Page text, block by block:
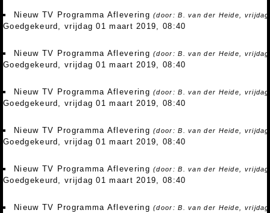
Nieuw TV Programma Aflevering(door: B. van der Heide,
Goedgekeurd, vrijdag 01 maart 2019, 08:40
Nieuw TV Programma Aflevering(door: B. van der Heide,
Goedgekeurd, vrijdag 01 maart 2019, 08:40
Nieuw TV Programma Aflevering(door: B. van der Heide,
Goedgekeurd, vrijdag 01 maart 2019, 08:40
Nieuw TV Programma Aflevering(door: B. van der Heide,
Goedgekeurd, vrijdag 01 maart 2019, 08:40
Nieuw TV Programma Aflevering(door: B. van der Heide,
Goedgekeurd, vrijdag 01 maart 2019, 08:40
Nieuw TV Programma Aflevering(door: B. van der Heide,